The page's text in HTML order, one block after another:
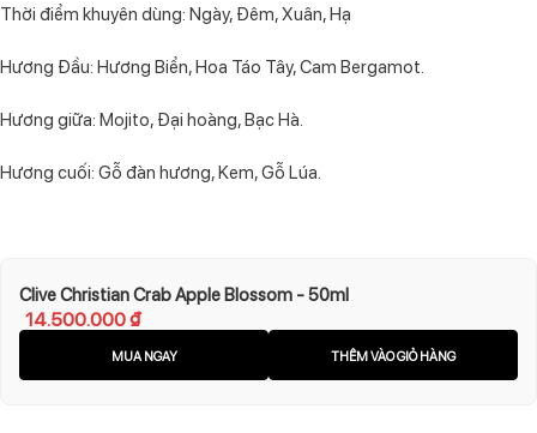
Thời điểm khuyên dùng: Ngày, Đêm, Xuân, Hạ
Hương Đầu: Hương Biển, Hoa Táo Tây, Cam Bergamot.
Hương giữa: Mojito, Đại hoàng, Bạc Hà.
Hương cuối: Gỗ đàn hương, Kem, Gỗ Lúa.
Clive Christian Crab Apple Blossom - 50ml
14.500.000₫
MUA NGAY THÊM VÀO GIỎ HÀNG